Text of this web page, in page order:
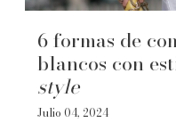
6 formas de
blancos con
style
Julio 04, 2024